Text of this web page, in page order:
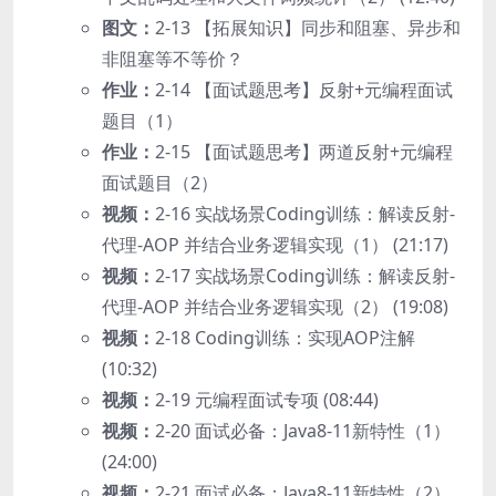
图文： 2-13 【拓展知识】同步和阻塞、异步和
非阻塞等不等价？
作业： 2-14 【面试题思考】反射+元编程面试
题目（1）
作业： 2-15 【面试题思考】两道反射+元编程
面试题目（2）
视频： 2-16 实战场景Coding训练：解读反射-
代理-AOP 并结合业务逻辑实现（1） (21:17)
视频： 2-17 实战场景Coding训练：解读反射-
代理-AOP 并结合业务逻辑实现（2） (19:08)
视频： 2-18 Coding训练：实现AOP注解
(10:32)
视频： 2-19 元编程面试专项 (08:44)
视频： 2-20 面试必备：Java8-11新特性（1）
(24:00)